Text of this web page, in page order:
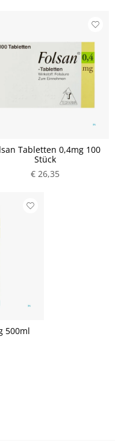
Tabletten 0,4mg 100
Stück
€ 26,35
500ml